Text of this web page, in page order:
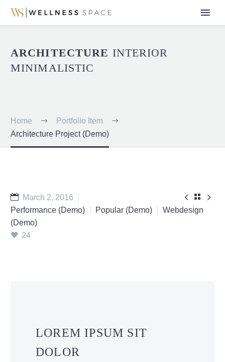
ARCHITECTURE INTERIOR
MINIMALISTIC
Home
Portfolio Item
Architecture Project (Demo)
  
March 2, 2016
Performance (Demo)
Popular (Demo)
Webdesign
(Demo)
24
LOREM IPSUM SIT
DOLOR